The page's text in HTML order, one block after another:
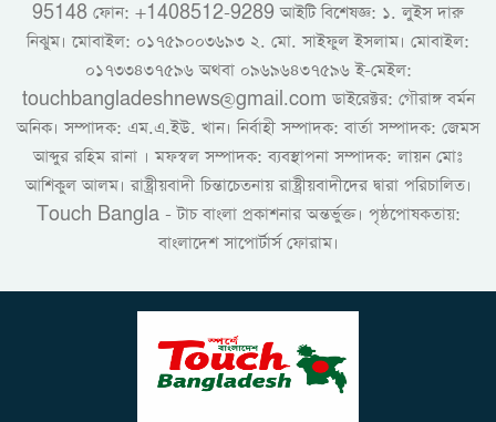
95148 ফোন: +1408512-9289 আইটি বিশেষজ্ঞ: ১. লুইস দারু
নিঝুম। ‎মোবাইল: ০১৭৫৯০০৩৬৯৩ ২. মো. সাইফুল ইসলাম। মোবাইল:
০১৭৩৩৪৩৭৫৯৬ অথবা ০৯৬৯৬৪৩৭৫৯৬ ই-মেইল:
touchbangladeshnews@gmail.com ডাইরেক্টর: গৌরাঙ্গ বর্মন
অনিক। সম্পাদক: এম.এ.ইউ. খান। নির্বাহী সম্পাদক: বার্তা সম্পাদক: জেমস
আব্দুর রহিম রানা । মফস্বল সম্পাদক: ব্যবস্থাপনা সম্পাদক: লায়ন মোঃ
আশিকুল আলম। রাষ্ট্রীয়বাদী চিন্তাচেতনায় রাষ্ট্রীয়বাদীদের দ্বারা পরিচালিত।
Touch Bangla - টাচ বাংলা প্রকাশনার অন্তর্ভুক্ত। পৃষ্ঠপোষকতায়:
বাংলাদেশ সাপোর্টার্স ফোরাম।